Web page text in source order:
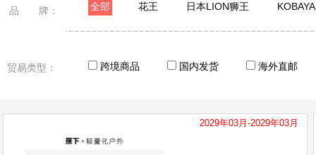
品 牌： 全部 花王 日本LION狮王
日本象印 黑帽子 相模SAGAMI 冈本
贸易类型： 跨境商品 国内发货 海外直邮
2029年03月-2029年03月